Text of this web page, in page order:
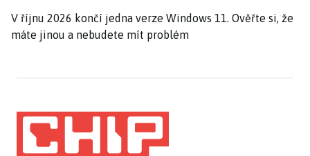
V říjnu 2026 končí jedna verze Windows 11. Ověřte si, že
máte jinou a nebudete mít problém